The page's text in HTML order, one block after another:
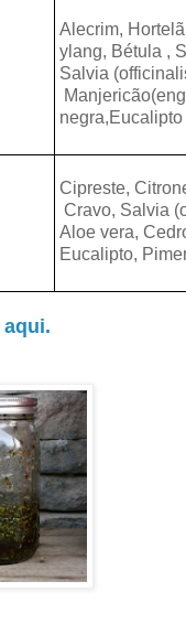
Alecrim,
ylang, Bétula ,
Salvia
negra,Eucalipto
Cipreste,
Cravo, Salvia
Aloe vera,
Eucalipto,
aqui.